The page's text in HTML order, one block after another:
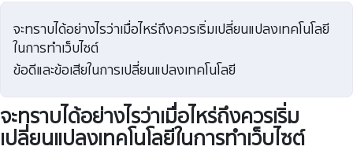
จะทราบได้อย่างไรว่าเมื่อไหร่ถึงควรเริ่มเปลี่ยนแปลงเทคโนโลยี
ในการทำเว็บไซต์
ข้อดีและข้อเสียในการเปลี่ยนแปลงเทคโนโลยี
จะทราบได้อย่างไรว่าเมื่อไหร่ถึงควรเริ่ม
เปลี่ยนแปลงเทคโนโลยีในการทำเว็บไซต์